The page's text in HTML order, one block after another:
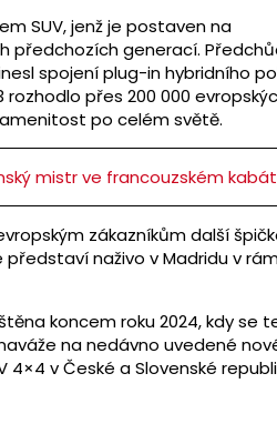
SUV, jenž je postaven na
předchozích generací.
spojení plug-in hybridního
rozhodlo přes 200 000
po celém světě.
mistr ve francouzském
zákazníkům další
představí naživo v Madridu v
koncem roku 2024, kdy se
na nedávno uvedené
4×4 v České a Slovenské